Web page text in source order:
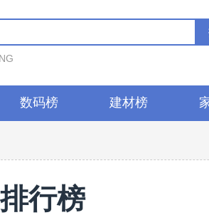
数码榜 建材榜
行榜